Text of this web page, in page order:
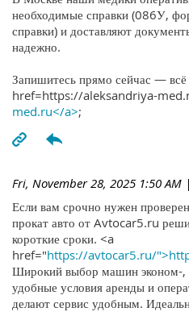
необходимые справки (086У,
справки) и доставляют
надежно.
Запишитесь прямо сейчас —
href=https://aleksandriya-
med.ru</a>;
Fri, November 28, 2025 1:50 AM
Если вам срочно нужен
прокат авто от Avtocar5.ru
короткие сроки. <a
href="https://avtocar5.ru/
Широкий выбор машин эконом-,
удобные условия аренды и
делают сервис удобным.